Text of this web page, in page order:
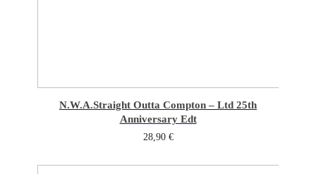
N.W.A.Straight Outta Compton – Ltd 25th
Anniversary Edt
28,90 €